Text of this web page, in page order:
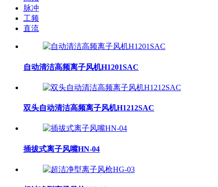
脉冲
工频
直流
自动清洁高频离子风机H1201SAC
双头自动清洁高频离子风机H1212SAC
插拔式离子风嘴HN-04